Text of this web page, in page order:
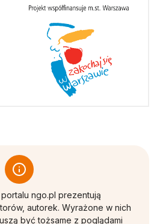
ngo.pl prezentują
autorek. Wyrażone w nich
być tożsame z poglądami